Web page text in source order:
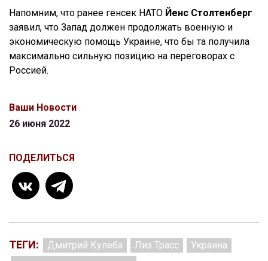
Напомним, что ранее генсек НАТО Йенс Столтенберг
заявил, что Запад должен продолжать военную и
экономическую помощь Украине, что бы та получила
максимально сильную позицию на переговорах с
Россией.
Ваши Новости
26 июня 2022
ПОДЕЛИТЬСЯ
ТЕГИ: Дмитрий Кулеба Лиз Трасс
Украина